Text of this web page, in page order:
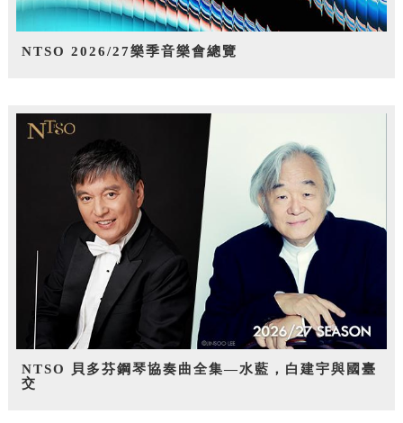
NTSO 2026/27樂季音樂會總覽
NTSO 貝多芬鋼琴協奏曲全集—水藍，白建宇與國臺
交